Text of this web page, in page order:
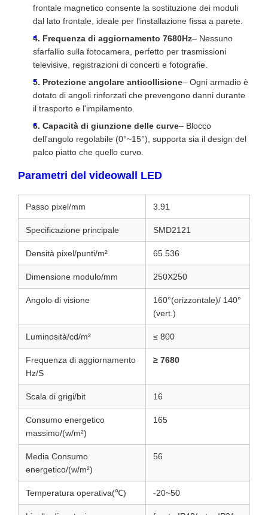
frontale magnetico consente la sostituzione dei moduli
dal lato frontale, ideale per l'installazione fissa a parete.
4. Frequenza di aggiornamento 7680Hz– Nessuno
sfarfallio sulla fotocamera, perfetto per trasmissioni
televisive, registrazioni di concerti e fotografie.
5. Protezione angolare anticollisione– Ogni armadio è
dotato di angoli rinforzati che prevengono danni durante
il trasporto e l'impilamento.
6. Capacità di giunzione delle curve– Blocco
dell'angolo regolabile (0°~15°), supporta sia il design del
palco piatto che quello curvo.
Parametri del videowall LED
Passo pixel/mm 3.91
Specificazione principale SMD2121
Densità pixel/punti/m² 65.536
Dimensione modulo/mm 250X250
Angolo di visione
160°(orizzontale)/ 140°
(vert.)
Luminosità/cd/m² ≤ 800
Frequenza di aggiornamento
Hz/S
≥ 7680
Scala di grigi/bit 16
Consumo energetico
massimo/(w/m²)
165
Media Consumo
energetico/(w/m²)
56
Temperatura operativa(℃) -20~50